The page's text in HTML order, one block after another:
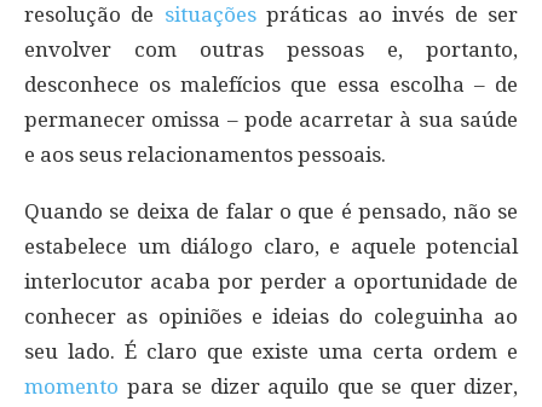
resolução de situaçõespráticas ao invés de ser
envolver com outras pessoas e, portanto,
desconhece os malefícios que essa escolha – de
permanecer omissa – pode acarretar à sua saúde
e aos seus relacionamentos pessoais.
Quando se deixa de falar o que é pensado, não se
estabelece um diálogo claro, e aquele potencial
interlocutor acaba por perder a oportunidade de
conhecer as opiniões e ideias do coleguinha ao
seu lado. É claro que existe uma certa ordem e
momento para se dizer aquilo que se quer dizer,